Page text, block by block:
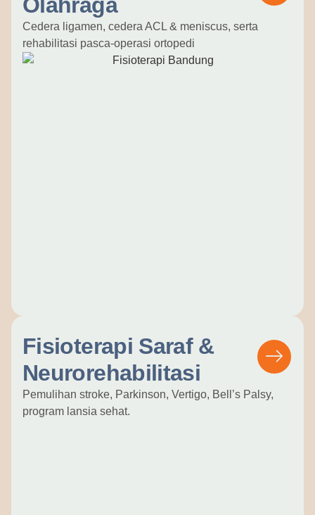
Olahraga
Cedera ligamen, cedera ACL & meniscus, serta
rehabilitasi pasca-operasi ortopedi
Fisioterapi Saraf &
Neurorehabilitasi
Pemulihan stroke, Parkinson, Vertigo, Bell’s Palsy,
program lansia sehat.